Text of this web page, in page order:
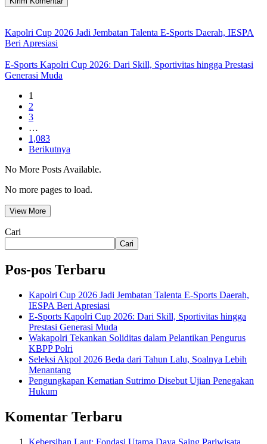
Kapolri Cup 2026 Jadi Jembatan Talenta E-Sports Daerah, IESPA
Beri Apresiasi
E-Sports Kapolri Cup 2026: Dari Skill, Sportivitas hingga Prestasi
Generasi Muda
1
2
3
…
1,083
Berikutnya
No More Posts Available.
No more pages to load.
View More
Cari
Cari
Pos-pos Terbaru
Kapolri Cup 2026 Jadi Jembatan Talenta E-Sports Daerah,
IESPA Beri Apresiasi
E-Sports Kapolri Cup 2026: Dari Skill, Sportivitas hingga
Prestasi Generasi Muda
Wakapolri Tekankan Soliditas dalam Pelantikan Pengurus
KBPP Polri
Seleksi Akpol 2026 Beda dari Tahun Lalu, Soalnya Lebih
Menantang
Pengungkapan Kematian Sutrimo Disebut Ujian Penegakan
Hukum
Komentar Terbaru
Kebersihan Laut: Fondasi Utama Daya Saing Pariwisata